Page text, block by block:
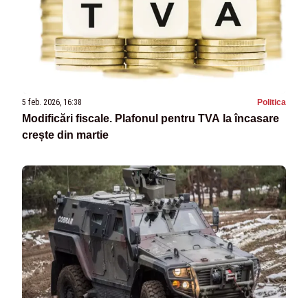
5 feb. 2026, 16:38 Politica
Modificări fiscale. Plafonul pentru TVA la încasare
crește din martie